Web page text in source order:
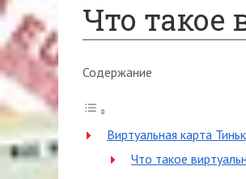
Что такое
Содержание
Виртуальная карта
Что такое